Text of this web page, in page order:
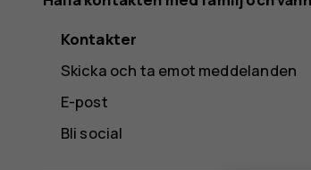
Kontakter
Skicka och ta emot meddelanden
E-post
Bli social